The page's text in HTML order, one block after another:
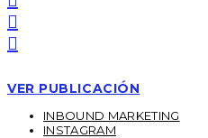
VER PUBLICACIÓN
INBOUND MARKETING
INSTAGRAM